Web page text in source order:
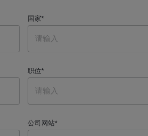
国家*
职位*
公司网站*